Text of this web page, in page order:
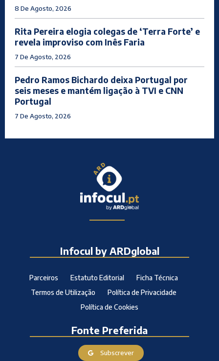
8 De Agosto, 2026
Rita Pereira elogia colegas de ‘Terra Forte’ e
revela improviso com Inês Faria
7 De Agosto, 2026
Pedro Ramos Bichardo deixa Portugal por
seis meses e mantém ligação à TVI e CNN
Portugal
7 De Agosto, 2026
Infocul by ARDglobal
Parceiros Estatuto Editorial
Ficha Técnica
Termos de Utilização
Política de Privacidade
Política de Cookies
Fonte Preferida
Subscrever